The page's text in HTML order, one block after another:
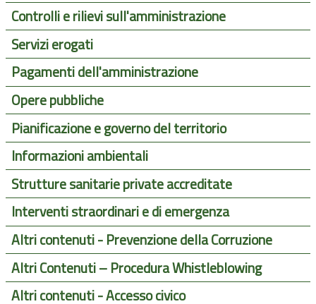
Controlli e rilievi sull'amministrazione
Servizi erogati
Pagamenti dell'amministrazione
Opere pubbliche
Pianificazione e governo del territorio
Informazioni ambientali
Strutture sanitarie private accreditate
Interventi straordinari e di emergenza
Altri contenuti - Prevenzione della Corruzione
Altri Contenuti – Procedura Whistleblowing
Altri contenuti - Accesso civico